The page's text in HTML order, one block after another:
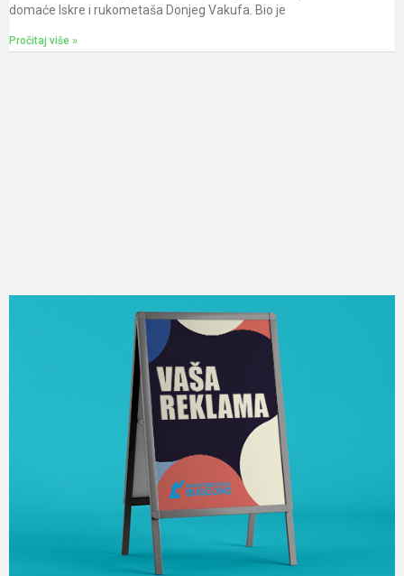
domaće Iskre i rukometaša Donjeg Vakufa. Bio je
Pročitaj više »